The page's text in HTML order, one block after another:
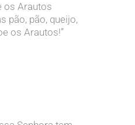
os Arautos
pão, pão, queijo,
os Arautos!”